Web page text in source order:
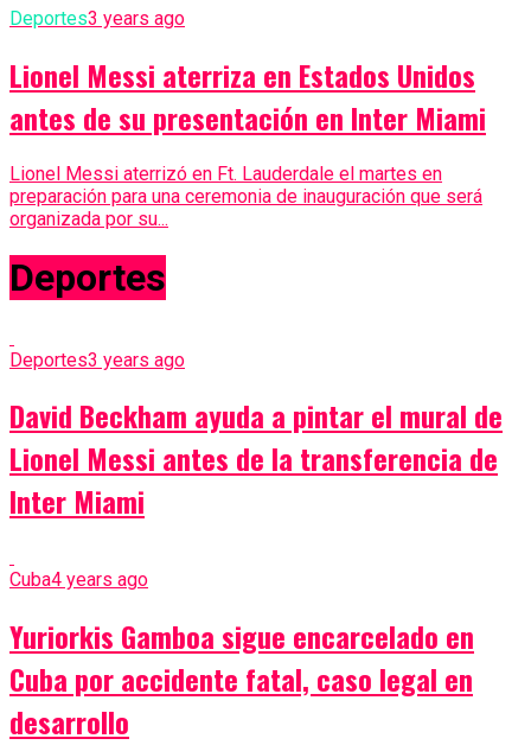
Deportes3 years ago
Lionel Messi aterriza en Estados Unidos
antes de su presentación en Inter Miami
Lionel Messi aterrizó en Ft. Lauderdale el martes en
preparación para una ceremonia de inauguración que será
organizada por su...
Deportes
Deportes3 years ago
David Beckham ayuda a pintar el mural de
Lionel Messi antes de la transferencia de
Inter Miami
Cuba4 years ago
Yuriorkis Gamboa sigue encarcelado en
Cuba por accidente fatal, caso legal en
desarrollo